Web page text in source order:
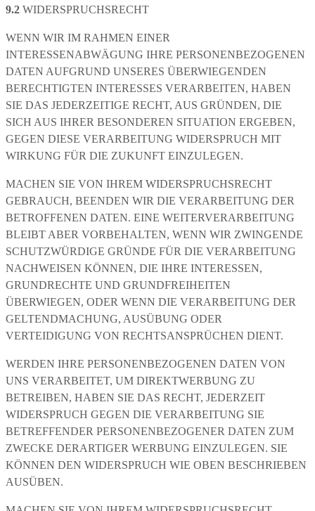
9.2 WIDERSPRUCHSRECHT
WENN WIR IM RAHMEN EINER
INTERESSENABWÄGUNG IHRE PERSONENBEZOGENEN
DATEN AUFGRUND UNSERES ÜBERWIEGENDEN
BERECHTIGTEN INTERESSES VERARBEITEN, HABEN
SIE DAS JEDERZEITIGE RECHT, AUS GRÜNDEN, DIE
SICH AUS IHRER BESONDEREN SITUATION ERGEBEN,
GEGEN DIESE VERARBEITUNG WIDERSPRUCH MIT
WIRKUNG FÜR DIE ZUKUNFT EINZULEGEN.
MACHEN SIE VON IHREM WIDERSPRUCHSRECHT
GEBRAUCH, BEENDEN WIR DIE VERARBEITUNG DER
BETROFFENEN DATEN. EINE WEITERVERARBEITUNG
BLEIBT ABER VORBEHALTEN, WENN WIR ZWINGENDE
SCHUTZWÜRDIGE GRÜNDE FÜR DIE VERARBEITUNG
NACHWEISEN KÖNNEN, DIE IHRE INTERESSEN,
GRUNDRECHTE UND GRUNDFREIHEITEN
ÜBERWIEGEN, ODER WENN DIE VERARBEITUNG DER
GELTENDMACHUNG, AUSÜBUNG ODER
VERTEIDIGUNG VON RECHTSANSPRÜCHEN DIENT.
WERDEN IHRE PERSONENBEZOGENEN DATEN VON
UNS VERARBEITET, UM DIREKTWERBUNG ZU
BETREIBEN, HABEN SIE DAS RECHT, JEDERZEIT
WIDERSPRUCH GEGEN DIE VERARBEITUNG SIE
BETREFFENDER PERSONENBEZOGENER DATEN ZUM
ZWECKE DERARTIGER WERBUNG EINZULEGEN. SIE
KÖNNEN DEN WIDERSPRUCH WIE OBEN BESCHRIEBEN
AUSÜBEN.